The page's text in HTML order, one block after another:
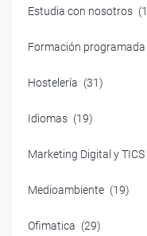
Estudia con nosotros
Formación programada
Hostelería (31)
Idiomas (19)
Marketing Digital y TICS
Medioambiente (19)
Ofimatica (29)